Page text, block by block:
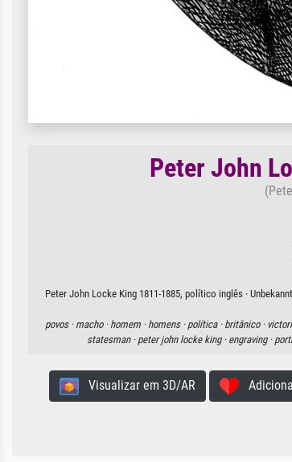
Peter John
Peter John Locke King 1811-1885, político inglês ·
povos · macho · homem · homens · política · britânico ·
statesman · peter john locke king · engraving ·
Visualizar em 3D/AR